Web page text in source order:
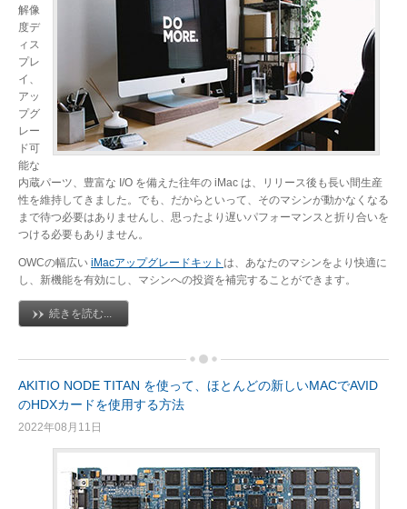
解像
度デ
ィス
プレ
イ、
アッ
プグ
レー
ド可
能な
内蔵パーツ、豊富な I/O を備えた往年の iMac は、リリース後も長い間生産
性を維持してきました。でも、だからといって、そのマシンが動かなくなる
まで待つ必要はありませんし、思ったより遅いパフォーマンスと折り合いを
つける必要もありません。
OWCの幅広い iMacアップグレードキット は、あなたのマシンをより快適に
し、新機能を有効にし、マシンへの投資を補完することができます。
続きを読む...
AKITIO NODE TITAN を使って、ほとんどの新しいMACでAVID
のHDXカードを使用する方法
2022年08月11日